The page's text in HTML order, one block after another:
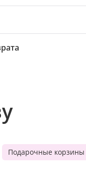
Подарочные корзины